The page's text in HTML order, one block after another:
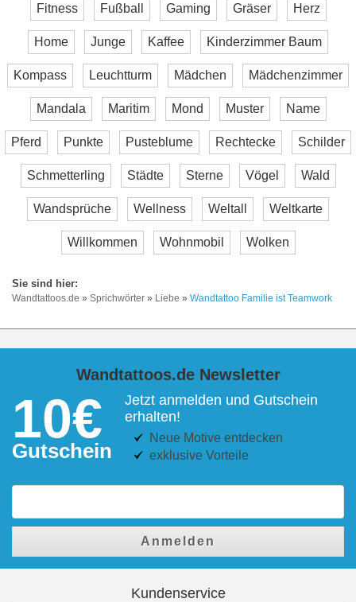
Fitness Fußball Gaming Gräser Herz
Home Junge Kaffee Kinderzimmer Baum
Kompass Leuchtturm Mädchen Mädchenzimmer
Mandala Maritim Mond Muster Name
Pferd Punkte Pusteblume Rechtecke Schilder
Schmetterling Städte Sterne Vögel Wald
Wandsprüche Wellness Weltall Weltkarte
Willkommen Wohnmobil Wolken
Wandtattoos.de » Sprichwörter » Liebe » Wandtattoo Familie ist Teamwork
Wandtattoos.de Newsletter
10€
Gutschein
Jetzt anmelden und Gutschein
erhalten!
Neue Motive entdecken
exklusive Vorteile
Anmelden
Kundenservice